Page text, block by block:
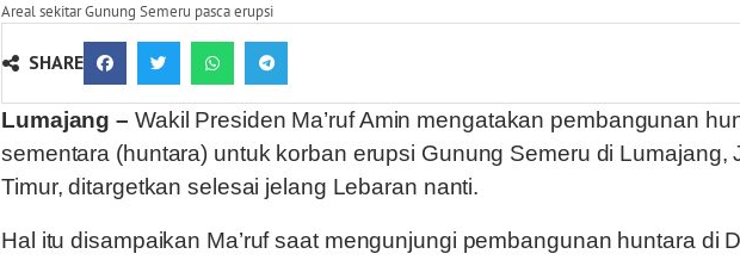
Areal sekitar Gunung Semeru pasca erupsi
SHARE
Lumajang – Wakil Presiden Ma’ruf Amin mengatakan pembangunan
sementara (huntara) untuk korban erupsi Gunung Semeru di Lumajang,
Timur, ditargetkan selesai jelang Lebaran nanti.
Hal itu disampaikan Ma’ruf saat mengunjungi pembangunan huntara di